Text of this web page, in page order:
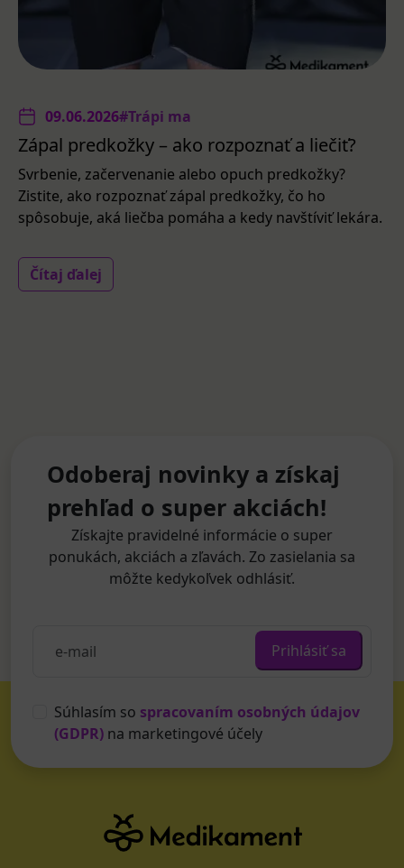
09.06.2026#Trápi ma
Zápal predkožky – ako rozpoznať a liečiť?
Svrbenie, začervenanie alebo opuch predkožky?
Zistite, ako rozpoznať zápal predkožky, čo ho
spôsobuje, aká liečba pomáha a kedy navštíviť lekára.
Čítaj ďalej
Odoberaj novinky a získaj
prehľad o super akciách!
Získajte pravidelné informácie o super
ponukách, akciách a zľavách. Zo zasielania sa
môžte kedykoľvek odhlásiť.
Prihlásiť sa
Súhlasím so spracovaním osobných údajov
(GDPR) na marketingové účely